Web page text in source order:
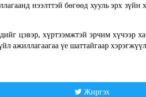
нээлттэй бөгөөд хууль эрх зүйн
цэвэр, хүртээмжтэй эрчим хүчээр
ажиллагаагаа үе шаттайгаар
Жиргэх